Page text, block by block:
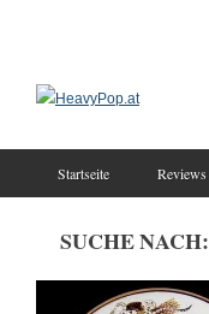
Startseite Reviews
SUCHE NACH: